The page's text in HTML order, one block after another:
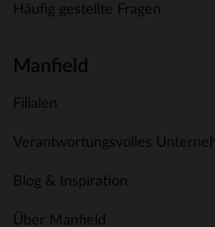
Häufig gestellte Fragen
Manfield
Filialen
Verantwortungsvolles
Blog & Inspiration
Über Manfield